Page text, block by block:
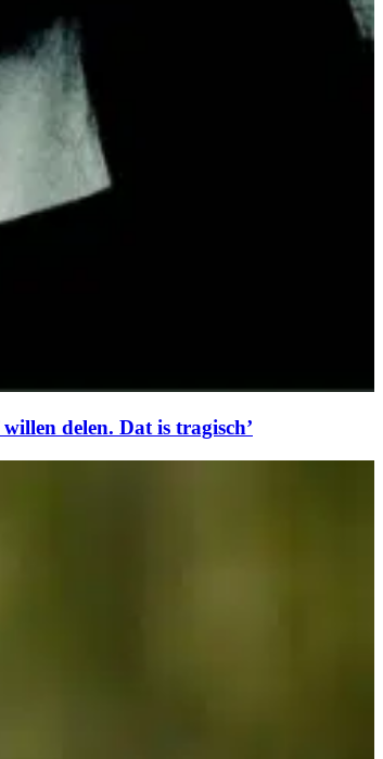
delen. Dat is tragisch’